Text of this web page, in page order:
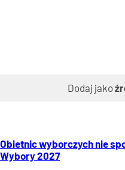
Dodaj jako
Obietnic wyborczych nie
Wybory 2027